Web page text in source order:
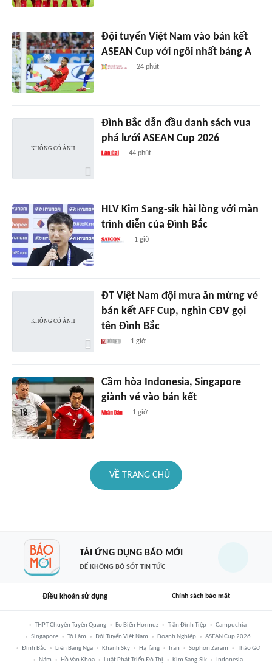
Đội tuyển Việt Nam vào bán kết
ASEAN Cup với ngôi nhất bảng A
24 phút
Đình Bắc dẫn đầu danh sách vua
phá lưới ASEAN Cup 2026
44 phút
HLV Kim Sang-sik hài lòng với màn
trình diễn của Đình Bắc
1 giờ
ĐT Việt Nam đội mưa ăn mừng vé
bán kết AFF Cup, nghìn CĐV gọi
tên Đình Bắc
1 giờ
Cầm hòa Indonesia, Singapore
giành vé vào bán kết
1 giờ
VỀ TRANG CHỦ
TẢI ỨNG DỤNG BÁO MỚI
ĐỂ KHÔNG BỎ SÓT TIN TỨC
Điều khoản sử dụng Chính sách bảo mật
THPT Chuyên Tuyên Quang Eo Biển Hormuz Trần Đình Tiệp
Campuchia
Singapore
Tô Lâm Đội Tuyển Việt Nam Doanh Nghiệp
ASEAN Cup 2026
Đình Bắc
Liên Bang Nga Khánh Sky Hạ Tầng Iran Sophon Zaram
Tháo Gỡ
Năm
Hồ Văn Khoa Luật Phát Triển Đô Thị Kim Sang-Sik Indonesia